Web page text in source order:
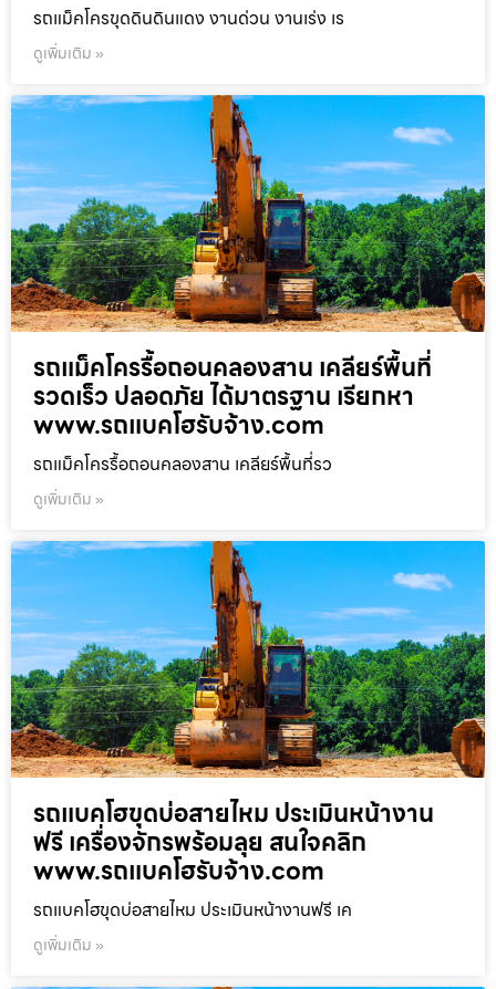
รถแม็คโครขุดดินดินแดง งานด่วน งานเร่ง เร
ดูเพิ่มเติม »
รถแม็คโครรื้อถอนคลองสาน เคลียร์พื้นที่
รวดเร็ว ปลอดภัย ได้มาตรฐาน เรียกหา
www.รถแบคโฮรับจ้าง.com
รถแม็คโครรื้อถอนคลองสาน เคลียร์พื้นที่รว
ดูเพิ่มเติม »
รถแบคโฮขุดบ่อสายไหม ประเมินหน้างาน
ฟรี เครื่องจักรพร้อมลุย สนใจคลิก
www.รถแบคโฮรับจ้าง.com
รถแบคโฮขุดบ่อสายไหม ประเมินหน้างานฟรี เค
ดูเพิ่มเติม »